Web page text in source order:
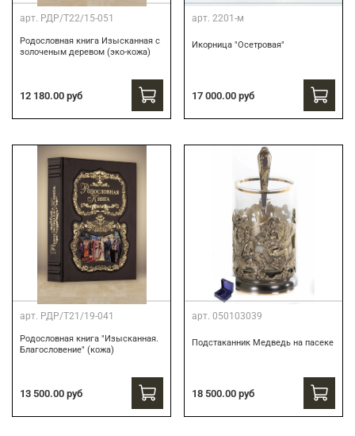
арт. РДР/Т22/15-051
Родословная книга Изысканная с
золоченым деревом (эко-кожа)
12 180.00 руб
арт. 2201-м
Икорница "Осетровая"
17 000.00 руб
арт. РДР/Т21/19-041
Родословная книга "Изысканная.
Благословение" (кожа)
13 500.00 руб
арт. 050103039
Подстаканник Медведь на пасеке
18 500.00 руб